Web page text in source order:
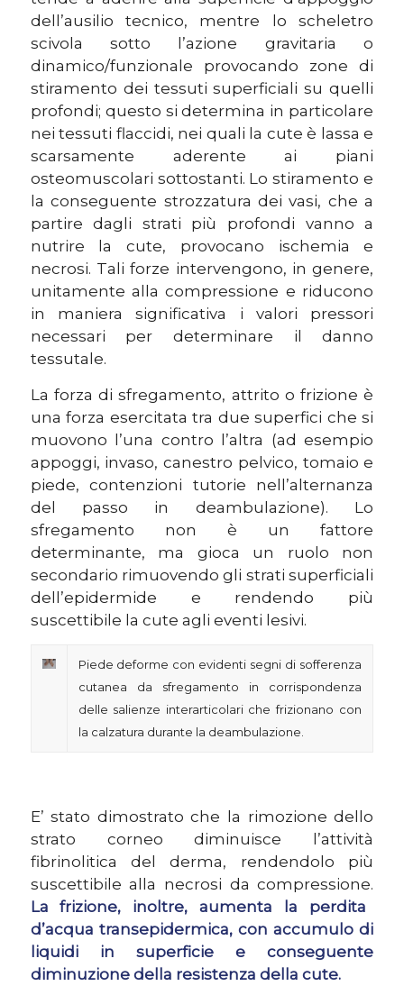
dell’ausilio tecnico, mentre lo scheletro
scivola sotto l’azione gravitaria o
dinamico/funzionale provocando zone di
stiramento dei tessuti superficiali su quelli
profondi; questo si determina in particolare
nei tessuti flaccidi, nei quali la cute è lassa e
scarsamente aderente ai piani
osteomuscolari sottostanti. Lo stiramento e
la conseguente strozzatura dei vasi, che a
partire dagli strati più profondi vanno a
nutrire la cute, provocano ischemia e
necrosi. Tali forze intervengono, in genere,
unitamente alla compressione e riducono
in maniera significativa i valori pressori
necessari per determinare il danno
tessutale.
La forza di sfregamento, attrito o frizione è
una forza esercitata tra due superfici che si
muovono l’una contro l’altra (ad esempio
appoggi, invaso, canestro pelvico, tomaio e
piede, contenzioni tutorie nell’alternanza
del passo in deambulazione). Lo
sfregamento non è un fattore
determinante, ma gioca un ruolo non
secondario rimuovendo gli strati superficiali
dell’epidermide e rendendo più
suscettibile la cute agli eventi lesivi.
Piede deforme con evidenti segni di sofferenza
cutanea da sfregamento in corrispondenza
delle salienze interarticolari che frizionano con
la calzatura durante la deambulazione.
E’ stato dimostrato che la rimozione dello
strato corneo diminuisce l’attività
fibrinolitica del derma, rendendolo più
suscettibile alla necrosi da compressione.
La frizione, inoltre, aumenta la perdita
d’acqua transepidermica, con accumulo di
liquidi in superficie e conseguente
diminuzione della resistenza della cute.